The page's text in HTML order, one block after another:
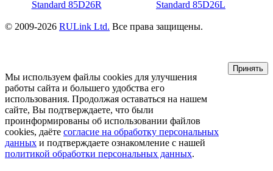
© 2009-2026 RULink Ltd. Все права защищены.
Мы используем файлы cookies для улучшения
работы сайта и большего удобства его
использования. Продолжая оставаться на нашем
сайте, Вы подтверждаете, что были
проинформированы об использовании файлов
cookies, даёте согласие на обработку персональных
данных и подтверждаете ознакомление с нашей
политикой обработки персональных данных.
Принять